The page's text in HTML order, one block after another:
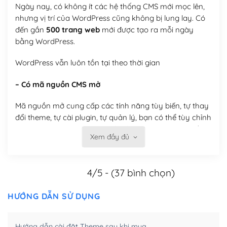
Ngày nay, có không ít các hệ thống CMS mới mọc lên,
nhưng vị trí của WordPress cũng không bị lung lay. Có
đến gần 500 trang webmới được tạo ra mỗi ngày
bằng WordPress.
WordPress vẫn luôn tồn tại theo thời gian
– Có mã nguồn CMS mở
Mã nguồn mở cung cấp các tính năng tùy biến, tự thay
đổi theme, tự cài plugin, tự quản lý, bạn có thể tùy chỉnh
nó theo ý bạn mà không phải sử dụng dịch vụ tại bất
Có thể tùy biến trên website WordPress
Xem đầy đủ
4/5 - (37 bình chọn)
HƯỚNG DẪN SỬ DỤNG